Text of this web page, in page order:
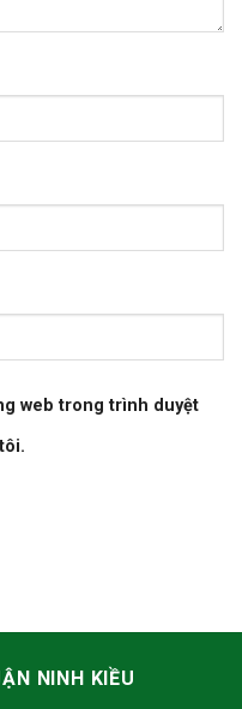
web trong trình duyệt
NINH KIỀU